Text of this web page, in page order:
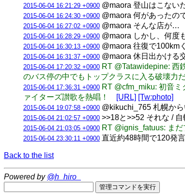
2015-06-04 16:21:29 +0900 @maora 登山はこない
2015-06-04 16:24:30 +0900 @maora 何があったの
2015-06-04 16:27:02 +0900 @maora そんな店が…
2015-06-04 16:28:29 +0900 @maora しかし、何度
2015-06-04 16:30:13 +0900 @maora 往復で100km
2015-06-04 16:31:37 +0900 @maora 休日出かける
2015-06-04 17:20:32 +0900 RT @Tatawidepine: 西
のバス停の中でもトップクラスに入る破壊力
2015-06-04 17:36:31 +0900 RT @cfm_miku: 初音
ァイターズ讃歌を熱唱！
[URL] [Tw:photo]
2015-06-04 19:07:58 +0900 @kikuchi_765 札幌か
2015-06-04 21:02:57 +0900 >>18と>>52 それな /
2015-06-04 21:03:05 +0900 RT @ignis_fatuus: ま
2015-06-04 23:30:11 +0900 直近約48時間で120発
Back to the list
Powered by @h_hiro_